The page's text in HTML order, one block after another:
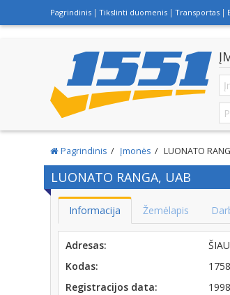
Pagrindinis Tikslinti duomenis Transportas
Pagrindinis Įmonės LUONATO
LUONATO RANGA, UAB
Informacija Žemėlapis
Adresas:
Kodas:
Registracijos data: